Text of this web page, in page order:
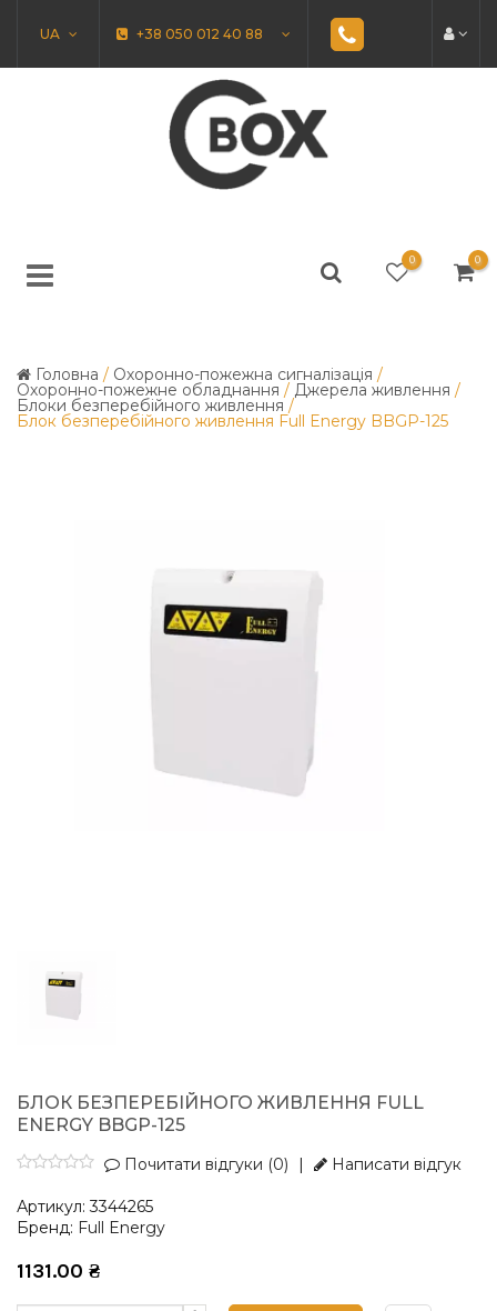
UA +38 050 012 40 88
0 0
Головна / Охоронно-пожежна сигналізація /
Охоронно-пожежне обладнання / Джерела живлення /
Блоки безперебійного живлення /
Блок безперебійного живлення Full Energy BBGP-125
БЛОК БЕЗПЕРЕБІЙНОГО ЖИВЛЕННЯ FULL
ENERGY BBGP-125
Почитати відгуки (0) Написати відгук
Артикул: 3344265
Бренд: Full Energy
1131.00 ₴